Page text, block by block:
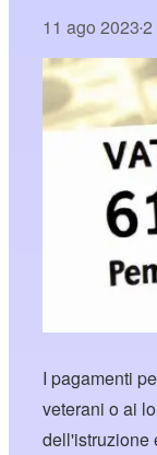
11 ago 2023•2
I pagamenti
veterani o ai
dell'istruzione